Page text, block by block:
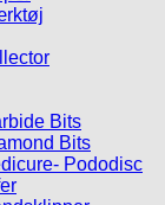
Bits
Bits
Pododisc